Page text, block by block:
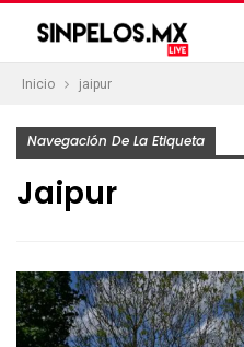
Inicio jaipur
Navegación De La Etiqueta
Jaipur